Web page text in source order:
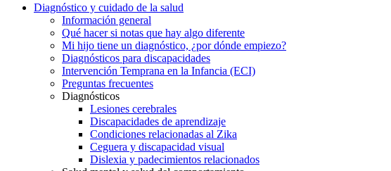
Diagnóstico y cuidado de la salud
Información general
Qué hacer si notas que hay algo diferente
Mi hijo tiene un diagnóstico, ¿por dónde empiezo?
Diagnósticos para discapacidades
Intervención Temprana en la Infancia (ECI)
Preguntas frecuentes
Diagnósticos
Lesiones cerebrales
Discapacidades de aprendizaje
Condiciones relacionadas al Zika
Ceguera y discapacidad visual
Dislexia y padecimientos relacionados